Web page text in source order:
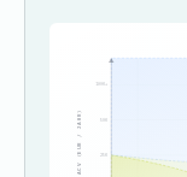
ACV (EUR / JAHR) 25K
50K
100K+